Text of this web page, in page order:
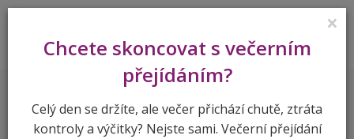
Lenka Vymlátilová
Recepty Zelný
×
Chcete skoncovat s večerním
přejídáním?
Celý den se držíte, ale večer přichází chutě, ztráta
kontroly a výčitky? Nejste sami. Večerní přejídání